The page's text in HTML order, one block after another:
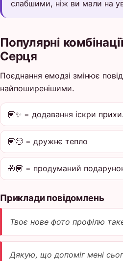
слабшими, ніж ви мали на
Популярні
Серця
Поєднання емодзі змінює
найпоширенішими.
💟✨ = додавання іскри
💟😊 = дружнє тепло
🎁💟 = продуманий
Приклади повідомлень
Твоє нове фото профілю
Дякую, що допоміг мені